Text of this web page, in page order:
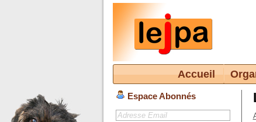
Accueil
Espace Abonnés